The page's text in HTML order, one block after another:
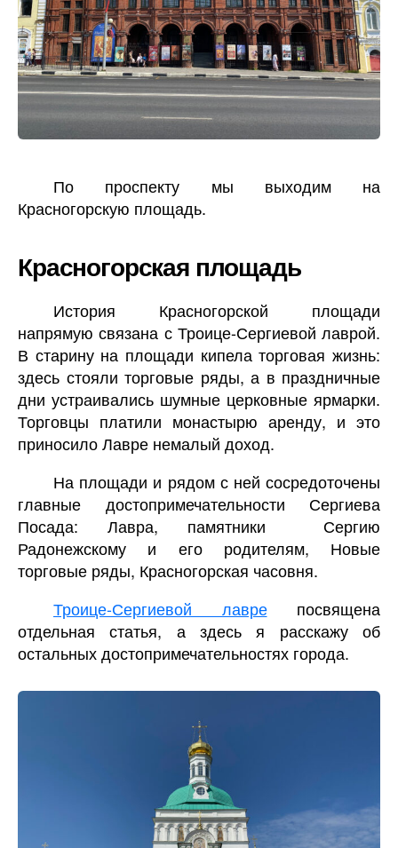
По проспекту мы выходим на
Красногорскую площадь.
Красногорская площадь
История Красногорской площади
напрямую связана с Троице-Сергиевой лаврой.
В старину на площади кипела торговая жизнь:
здесь стояли торговые ряды, а в праздничные
дни устраивались шумные церковные ярмарки.
Торговцы платили монастырю аренду, и это
приносило Лавре немалый доход.
На площади и рядом с ней сосредоточены
главные достопримечательности Сергиева
Посада: Лавра, памятники Сергию
Радонежскому и его родителям, Новые
торговые ряды, Красногорская часовня.
Троице-Сергиевой лаврепосвящена
отдельная статья, а здесь я расскажу об
остальных достопримечательностях города.